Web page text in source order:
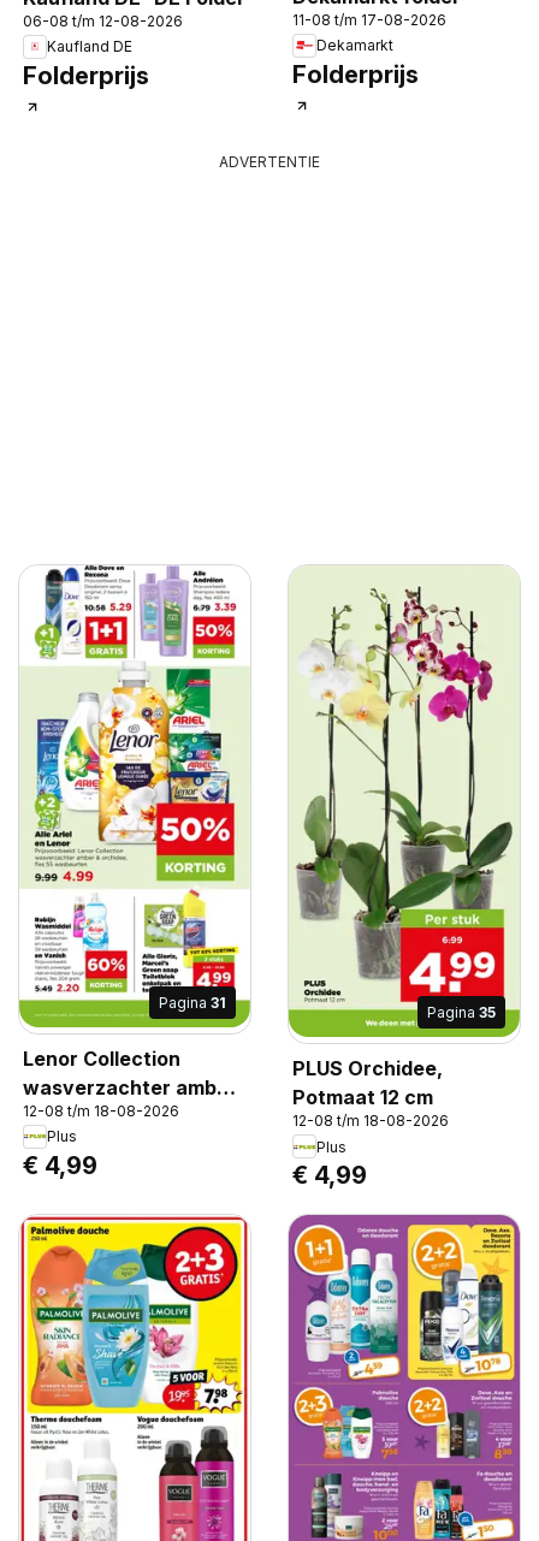
06-08 t/m 12-08-2026
Kaufland DE
Folderprijs
11-08 t/m 17-08-2026
Dekamarkt
Folderprijs
ADVERTENTIE
Pagina 31
Lenor Collection
wasverzachter amber
& orchidee, fles 55
wasbeurten, Lenor
Collection
& orchidee, fles 55
wasbeurten
12-08 t/m 18-08-2026
Plus
€ 4,99
Pagina 35
PLUS Orchidee,
Potmaat 12 cm
12-08 t/m 18-08-2026
Plus
€ 4,99